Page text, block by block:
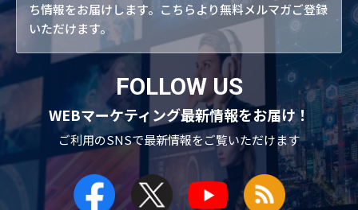
ち情報をお届けします。こちらより無料メルマガご登録
いただけます。
FOLLOW US
WEBマーケティング最新情報をお届け！
ご利用のSNSで最新情報をご覧いただけます